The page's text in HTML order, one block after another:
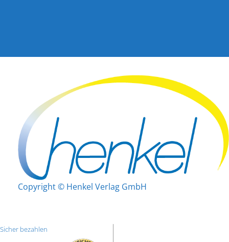
Copyright © Henkel Verlag GmbH
Sicher bezahlen